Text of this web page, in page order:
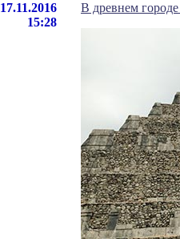
17.11.2016
15:28
В древнем